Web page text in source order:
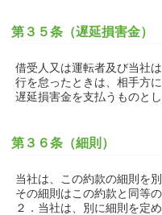
第３５条（遅延損害金）
借受人又は運転者及び当社
行を怠ったときは、相手方
遅延損害金を支払うものとし
第３６条（細則）
当社は、この約款の細則を
その細則はこの約款と同等
２．当社は、別に細則を定